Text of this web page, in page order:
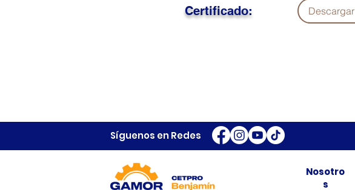
Certificado: Descargar
Síguenos en Redes
Nosotro
s